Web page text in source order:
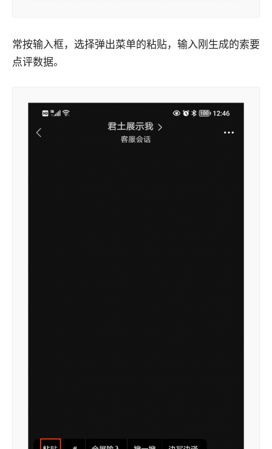
常按输入框，选择弹出菜单的粘贴，输入刚生成的索要
点评数据。